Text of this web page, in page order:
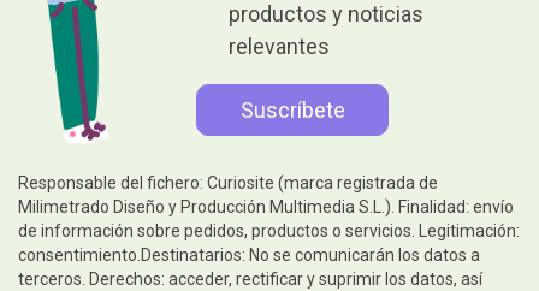
productos y noticias
relevantes
Responsable del fichero: Curiosite (marca registrada de
Milimetrado Diseño y Producción Multimedia S.L.). Finalidad: envío
de información sobre pedidos, productos o servicios. Legitimación:
consentimiento.Destinatarios: No se comunicarán los datos a
terceros. Derechos: acceder, rectificar y suprimir los datos, así